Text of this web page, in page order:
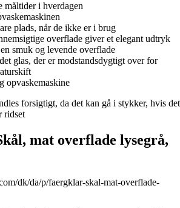
måltider i hverdagen
plads, når de ikke er i brug
overflade giver et elegant udtryk
smuk og levende overflade
glas, der er modstandsdygtigt over for
opvaskemaskine
forsigtigt, da det kan gå i stykker, hvis det
ridset
mat overflade lysegrå,
dk/da/p/faergklar-skal-mat-overflade-